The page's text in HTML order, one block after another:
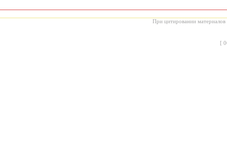
При цитировании материалов
[